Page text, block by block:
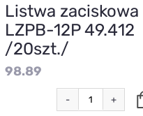
Listwa zaciskowa
LZPB-12P 49.412
/20szt./
98.89
- +